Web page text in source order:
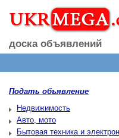
доска объявлений
Подать объявление
Недвижимость
Авто, мото
Бытовая техника и